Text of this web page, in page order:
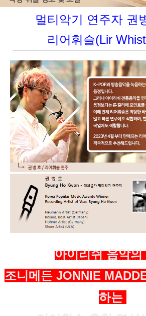
멀티악기 연주자 권
리어휘슬(Lir
아이리쉬 음악의
조니메든 JONNIE
하는